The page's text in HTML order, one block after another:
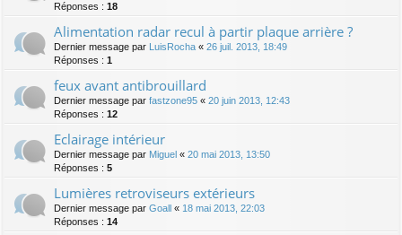
Réponses : 18
Alimentation radar recul à partir plaque arrière ?
Dernier message par LuisRocha « 26 juil. 2013, 18:49
Réponses : 1
feux avant antibrouillard
Dernier message par fastzone95 « 20 juin 2013, 12:43
Réponses : 12
Eclairage intérieur
Dernier message par Miguel « 20 mai 2013, 13:50
Réponses : 5
Lumières retroviseurs extérieurs
Dernier message par Goall « 18 mai 2013, 22:03
Réponses : 14